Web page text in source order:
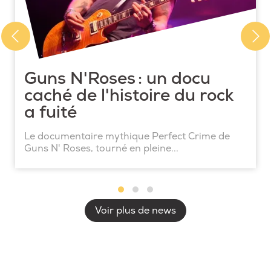
Guns N'Roses : un docu
caché de l'histoire du rock
a fuité
Le documentaire mythique Perfect Crime de
Guns N' Roses, tourné en pleine...
Voir plus de news